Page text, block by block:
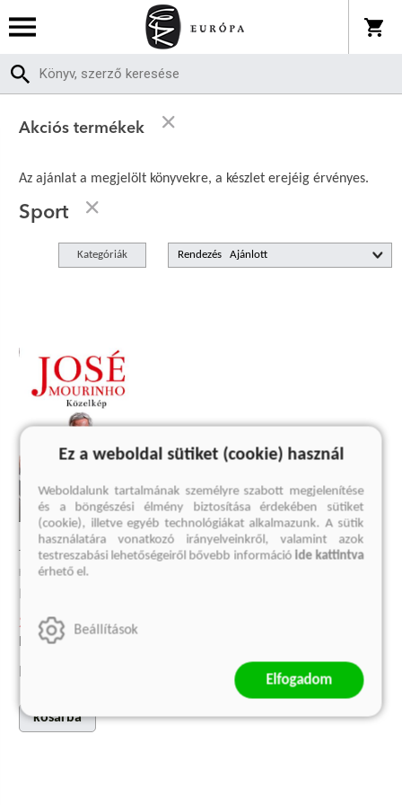
Akciós termékek
Az ajánlat a megjelölt könyvekre, a készlet erejéig érvényes.
Sport
Kategóriák Rendezés
JOSÉ MOURINHO
Közelkép
2 993 Ft
Korábbi ár:
Eredeti ár:
kosárba
Ez a weboldal sütiket (cookie) használ
Weboldalunk tartalmának személyre szabott megjelenítése
és a böngészési élmény biztosítása érdekében sütiket
(cookie), illetve egyéb technológiákat alkalmazunk. A sütik
használatára vonatkozó irányelveinkről, valamint azok
testreszabási lehetőségeiről bővebb információ ide kattintva
érhető el.
Beállítások
Elfogadom